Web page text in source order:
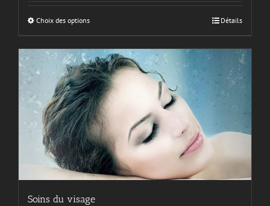
Choix des options Détails
Soins du visage